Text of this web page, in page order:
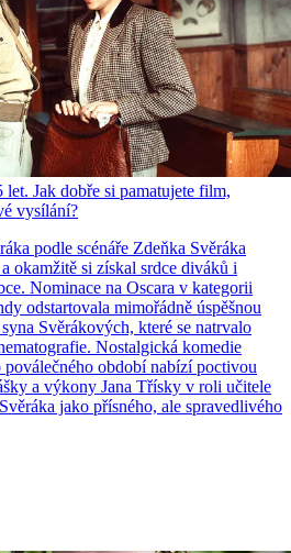
Jak dobře si pamatujete film,
vysílání?
podle scénáře Zdeňka Svěráka
okamžitě si získal srdce diváků i
Nominace na Oscara v kategorii
odstartovala mimořádně úspěšnou
Svěrákových, které se natrvalo
Nostalgická komedie
poválečného období nabízí poctivou
a výkony Jana Třísky v roli učitele
jako přísného, ale spravedlivého